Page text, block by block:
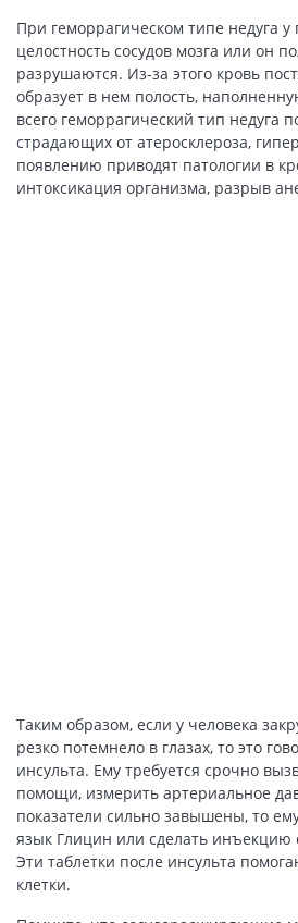
При геморрагическом типе недуга
целостность сосудов мозга или он
разрушаются. Из-за этого кровь
образует в нем полость,
всего геморрагический тип недуга
страдающих от атеросклероза,
появлению приводят патологии в
интоксикация организма, разрыв
Таким образом, если у человека
резко потемнело в глазах, то это
инсульта. Ему требуется срочно
помощи, измерить артериальное
показатели сильно завышены, то
язык Глицин или сделать инъекцию
Эти таблетки после инсульта
клетки.